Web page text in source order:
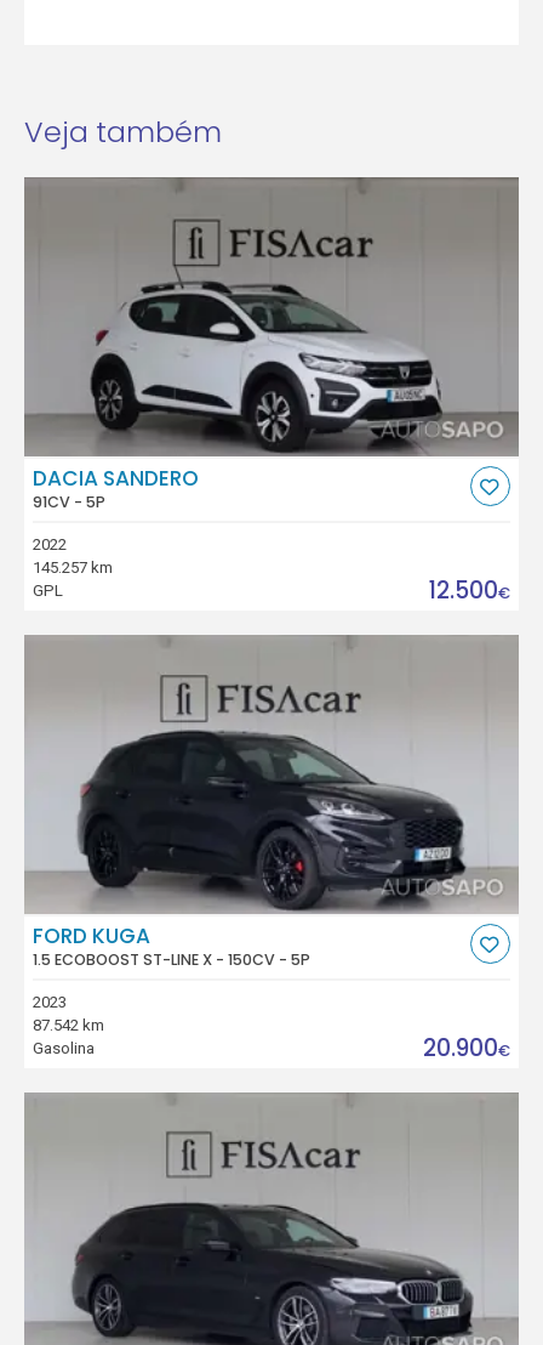
Veja também
DACIA SANDERO
91CV - 5P
2022
145.257 km
GPL
12.500€
FORD KUGA
1.5 ECOBOOST ST-LINE X - 150CV - 5P
2023
87.542 km
Gasolina
20.900€